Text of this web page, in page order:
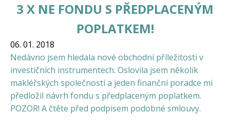
3 X NE FONDU S PŘEDPLACENÝM
POPLATKEM!
06. 01. 2018
Nedávno jsem hledala nové obchodní příležitosti v
investičních instrumentech. Oslovila jsem několik
makléřských společností a jeden finanční poradce mi
předložil návrh fondu s předplaceným poplatkem.
POZOR! A čtěte před podpisem podobné smlouvy.